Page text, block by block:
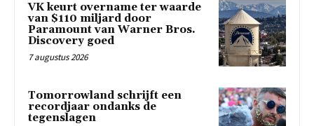
VK keurt overname ter waarde
van $110 miljard door
Paramount van Warner Bros.
Discovery goed
7 augustus 2026
Tomorrowland schrijft een
recordjaar ondanks de
tegenslagen